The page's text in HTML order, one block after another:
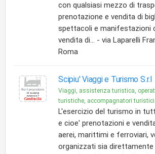
con qualsiasi mezzo di
prenotazione e vendita di
spettacoli e manifestazioni
vendita di... - via Laparelli
Roma
Scipiu' Viaggi e Turismo S.r.l
Viaggi, assistenza turistica,
turistiche, accompagnatori
L'esercizio del turismo in
e cioe' prenotazioni e
aerei, marittimi e ferroviari,
organizzati sia direttamente